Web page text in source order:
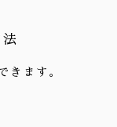
きます。